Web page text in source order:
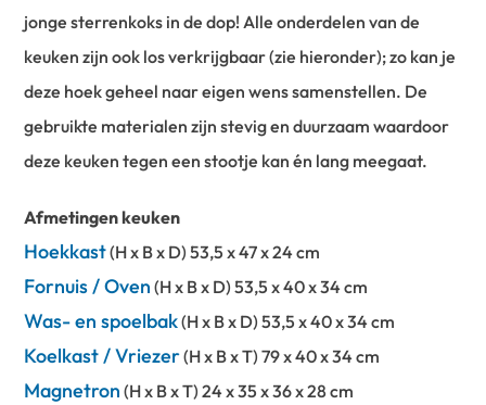
jonge sterrenkoks in de dop! Alle onderdelen van de
keuken zijn ook los verkrijgbaar (zie hieronder); zo kan je
deze hoek geheel naar eigen wens samenstellen. De
gebruikte materialen zijn stevig en duurzaam waardoor
deze keuken tegen een stootje kan én lang meegaat.
Afmetingen keuken
Hoekkast(H x B x D) 53,5 x 47 x 24 cm
Fornuis / Oven (H x B x D) 53,5 x 40 x 34 cm
Was- en spoelbak(H x B x D) 53,5 x 40 x 34 cm
Koelkast / Vriezer(H x B x T) 79 x 40 x 34 cm
Magnetron (H x B x T) 24 x 35 x 36 x 28 cm